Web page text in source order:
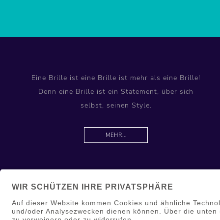
Eine Brille ist eine Brille ist mehr als eine Brille!
Denn eine Brille ist ein Statement, über sich
selbst, seinen Style.
MEHR...